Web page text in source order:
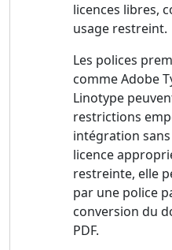
licences libres,
usage restreint.
Les polices
comme Adobe
Linotype
restrictions
intégration
licence
restreinte, elle
par une police
conversion du
PDF.